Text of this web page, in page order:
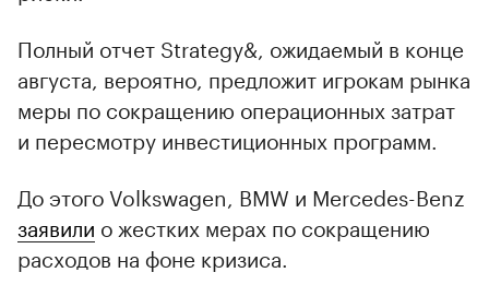
Полный отчет Strategy&, ожидаемый в конце
августа, вероятно, предложит игрокам рынка
меры по сокращению операционных затрат
и пересмотру инвестиционных программ.
До этого Volkswagen, BMW и Mercedes-Benz
заявили о жестких мерах по сокращению
расходов на фоне кризиса.